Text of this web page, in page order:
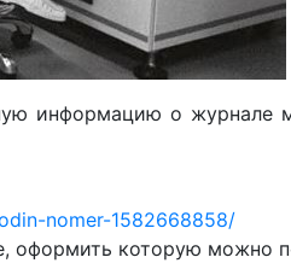
информацию о журнале
nomer-1582668858/
оформить которую можно